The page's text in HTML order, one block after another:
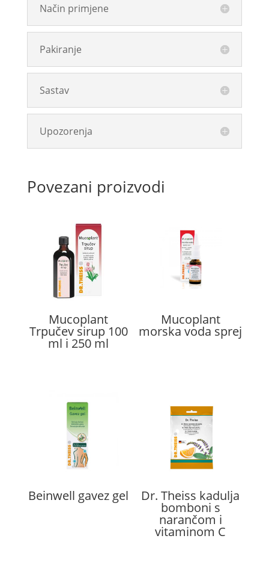
Način primjene
Pakiranje
Sastav
Upozorenja
Povezani proizvodi
Mucoplant
Trpučev sirup 100
ml i 250 ml
Mucoplant
morska voda sprej
Beinwell gavez gel Dr. Theiss kadulja
bomboni s
narančom i
vitaminom C